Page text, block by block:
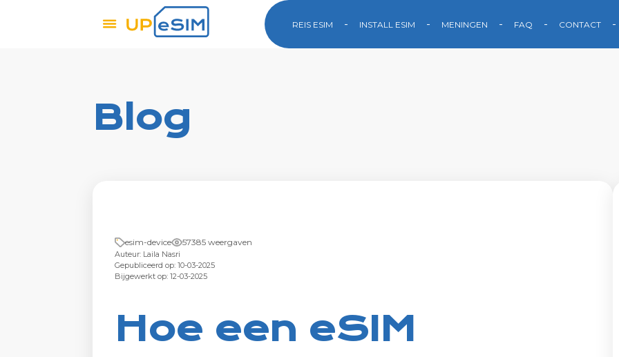
REIS ESIM INSTALL ESIM MENINGEN FAQ CONTACT
Blog
esim-device 57385 weergaven
Auteur: Laila Nasri
Gepubliceerd op: 10-03-2025
Bijgewerkt op: 12-03-2025
Hoe een eSIM